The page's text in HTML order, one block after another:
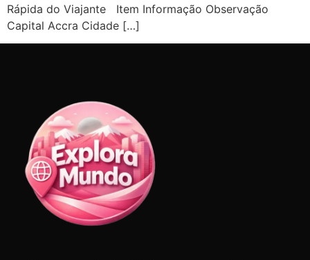
Rápida do Viajante Item Informação Observação
Capital Accra Cidade […]